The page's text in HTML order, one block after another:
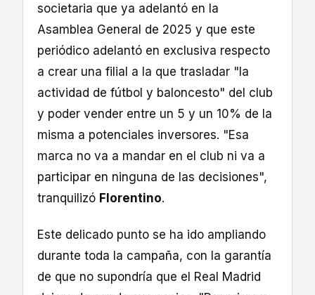
societaria que ya adelantó en la
Asamblea General de 2025 y que este
periódico adelantó en exclusiva respecto
a crear una filial a la que trasladar "la
actividad de fútbol y baloncesto" del club
y poder vender entre un 5 y un 10% de la
misma a potenciales inversores. "Esa
marca no va a mandar en el club ni va a
participar en ninguna de las decisiones",
tranquilizó Florentino.
Este delicado punto se ha ido ampliando
durante toda la campaña, con la garantía
de que no supondría que el Real Madrid